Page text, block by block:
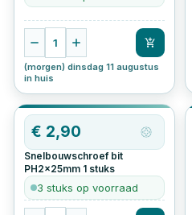
1
(morgen) dinsdag 11 augustus
in huis
OP=OP
€ 2,90
Snelbouwschroef bit
PH2x25mm 1 stuks
3 stuks op voorraad